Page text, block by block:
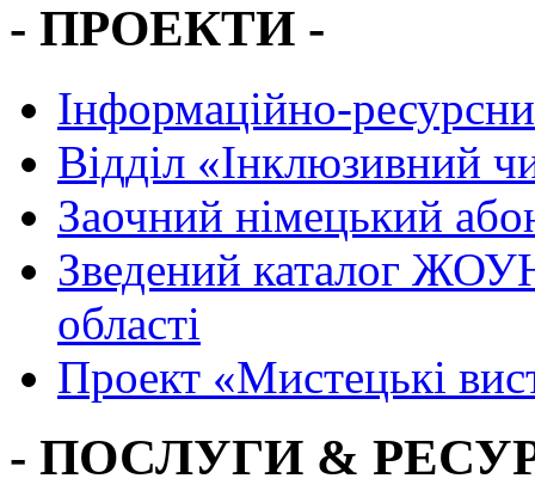
- ПРОЕКТИ -
Інформаційно-
Вiддiл «Інклюзивний
Заочний німецький
Зведений каталог
області
Проект «Мистецькі
- ПОСЛУГИ &